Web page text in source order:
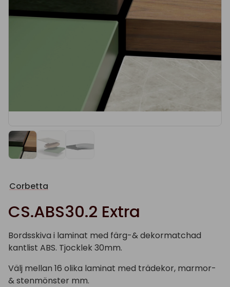
Corbetta
CS.ABS30.2 Extra
Bordsskiva i laminat med färg-& dekormatchad
kantlist ABS. Tjocklek 30mm.
Välj mellan 16 olika laminat med trädekor, marmor-
& stenmönster mm.